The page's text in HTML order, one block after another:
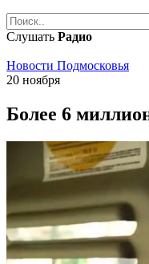
Слушать Радио
Новости Подмосковья
20 ноября
Более 6